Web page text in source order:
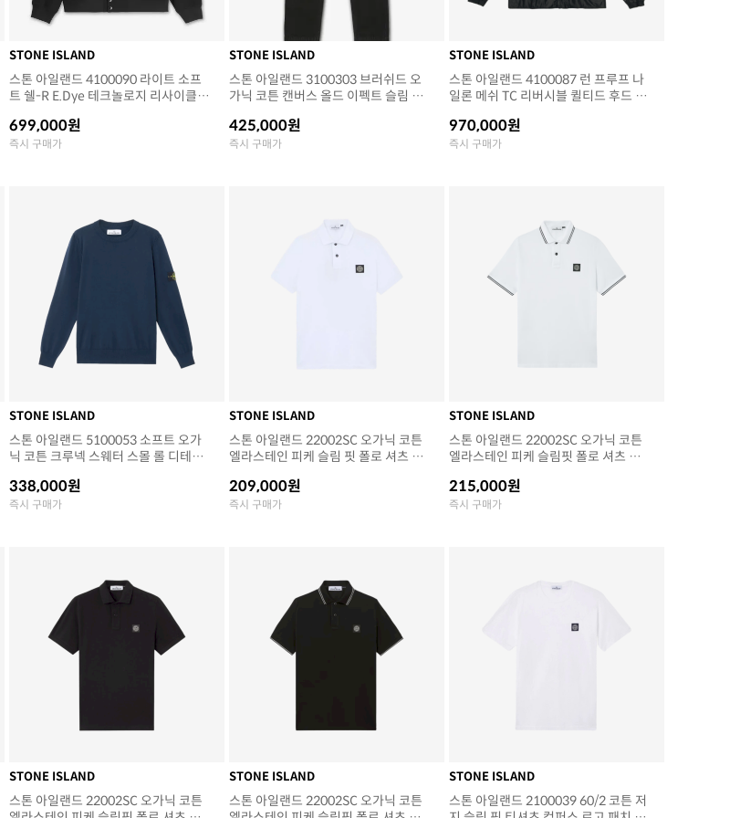
STONE ISLAND
스톤 아일랜드 4100090 라이트 소프
트 쉘-R E.Dye 테크놀로지 리사이클드
후드 자켓 블랙 (25SS)
699,000원
즉시 구매가
STONE ISLAND
스톤 아일랜드 3100303 브러쉬드 오
가닉 코튼 캔버스 올드 이펙트 슬림 핏
425,000원
즉시 구매가
STONE ISLAND
스톤 아일랜드 4100087 런 프루프 나
일론 메쉬 TC 리버시블 퀼티드 후드 자
970,000원
즉시 구매가
STONE ISLAND
스톤 아일랜드 5100053 소프트 오가
닉 코튼 크루넥 스웨터 스몰 롤 디테일
338,000원
즉시 구매가
STONE ISLAND
스톤 아일랜드 22002SC 오가닉 코튼
엘라스테인 피케 슬림 핏 폴로 셔츠 컴
209,000원
즉시 구매가
STONE ISLAND
스톤 아일랜드 22002SC 오가닉 코튼
엘라스테인 피케 슬림핏 폴로 셔츠 위
215,000원
즉시 구매가
STONE ISLAND
스톤 아일랜드 22002SC 오가닉 코튼
STONE ISLAND
스톤 아일랜드 22002SC 오가닉 코튼
STONE ISLAND
스톤 아일랜드 2100039 60/2 코튼 저